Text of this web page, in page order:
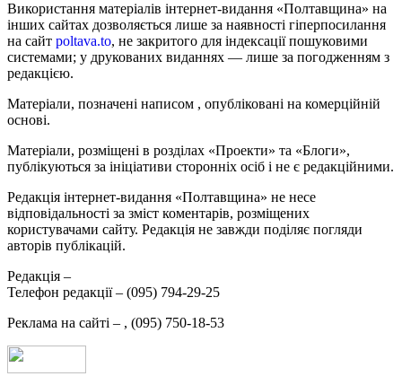
Використання матеріалів інтернет-видання «Полтавщина» на
інших сайтах дозволяється лише за наявності гіперпосилання
на сайт poltava.to, не закритого для індексації пошуковими
системами; у друкованих виданнях — лише за погодженням з
редакцією.
Матеріали, позначені написом , опубліковані на комерційній
основі.
Матеріали, розміщені в розділах «Проекти» та «Блоги»,
публікуються за ініціативи сторонніх осіб і не є редакційними.
Редакція інтернет-видання «Полтавщина» не несе
відповідальності за зміст коментарів, розміщених
користувачами сайту. Редакція не завжди поділяє погляди
авторів публікацій.
Редакція –
Телефон редакції – (095) 794-29-25
Реклама на сайті – , (095) 750-18-53